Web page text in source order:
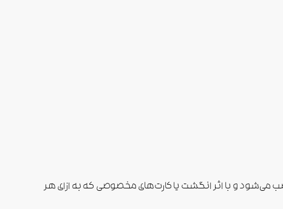
می‌شود و با اثر انگشت یا کارت‌های مخصوصی که به ازای هر